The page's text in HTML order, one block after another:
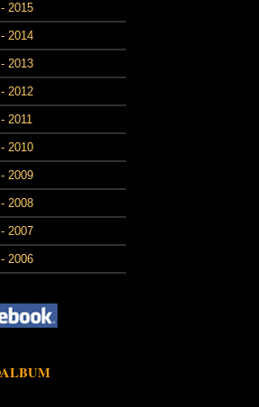
2015
2014
2013
2012
2011
2010
2009
2008
2007
2006